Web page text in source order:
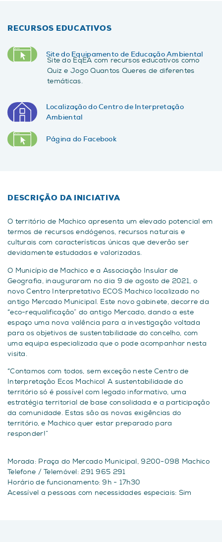
RECURSOS EDUCATIVOS
Site do Equipamento de Educação Ambiental
Site do EqEA com recursos educativos como
Quiz e Jogo Quantos Queres de diferentes
temáticas.
Localização do Centro de Interpretação
Ambiental
Página do Facebook
DESCRIÇÃO DA INICIATIVA
O território de Machico apresenta um elevado potencial em
termos de recursos endógenos, recursos naturais e
culturais com características únicas que deverão ser
devidamente estudadas e valorizadas.
O Município de Machico e a Associação Insular de
Geografia, inauguraram no dia 9 de agosto de 2021, o
novo Centro Interpretativo ECOS Machico localizado no
antigo Mercado Municipal. Este novo gabinete, decorre da
“eco-requalificação” do antigo Mercado, dando a este
espaço uma nova valência para a investigação voltada
para os objetivos de sustentabilidade do concelho, com
uma equipa especializada que o pode acompanhar nesta
visita.
“Contamos com todos, sem exceção neste Centro de
Interpretação Ecos Machico! A sustentabilidade do
território só é possível com legado informativo, uma
estratégia territorial de base consolidada e a participação
da comunidade. Estas são as novas exigências do
território, e Machico quer estar preparado para
responder!”
Morada: Praça do Mercado Municipal, 9200-098 Machico
Telefone / Telemóvel: 291 965 291
Horário de funcionamento: 9h - 17h30
Acessível a pessoas com necessidades especiais: Sim